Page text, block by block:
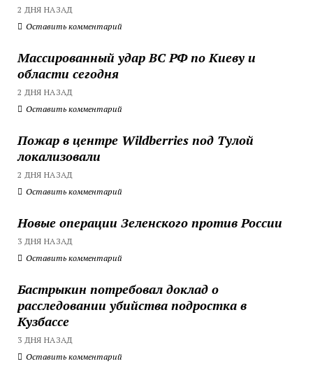
2 ДНЯ НАЗАД
Оставить комментарий
Массированный удар ВС РФ по Киеву и
области сегодня
2 ДНЯ НАЗАД
Оставить комментарий
Пожар в центре Wildberries под Тулой
локализовали
2 ДНЯ НАЗАД
Оставить комментарий
Новые операции Зеленского против России
3 ДНЯ НАЗАД
Оставить комментарий
Бастрыкин потребовал доклад о
расследовании убийства подростка в
Кузбассе
3 ДНЯ НАЗАД
Оставить комментарий